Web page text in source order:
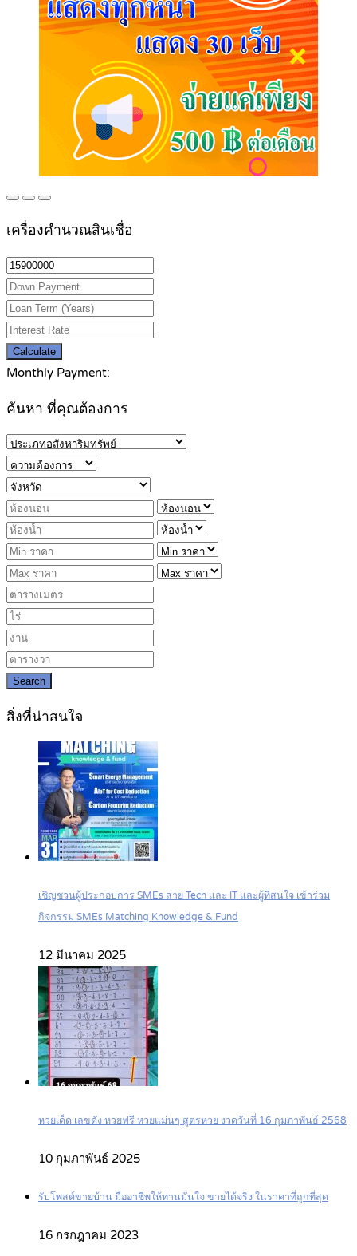
เครื่องคำนวณสินเชื่อ
Calculate
Monthly Payment:
ค้นหา ที่คุณต้องการ
Search
สิ่งที่น่าสนใจ
เชิญชวนผู้ประกอบการ SMEs สาย Tech และ IT และผู้ที่สนใจ เข้าร่วม
กิจกรรม SMEs Matching Knowledge & Fund
12 มีนาคม 2025
หวยเด็ด เลขดัง หวยฟรี หวยแม่นๆ สูตรหวย งวดวันที่ 16 กุมภาพันธ์ 2568
10 กุมภาพันธ์ 2025
รับโพสต์ขายบ้าน มืออาชีพให้ท่านมั่นใจ ขายได้จริง ในราคาที่ถูกที่สุด
16 กรกฎาคม 2023